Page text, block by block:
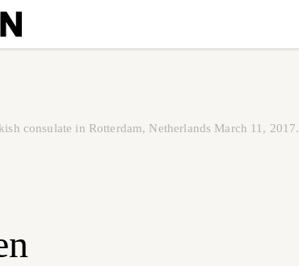
consulate in Rotterdam, Netherlands March 11, 2017.